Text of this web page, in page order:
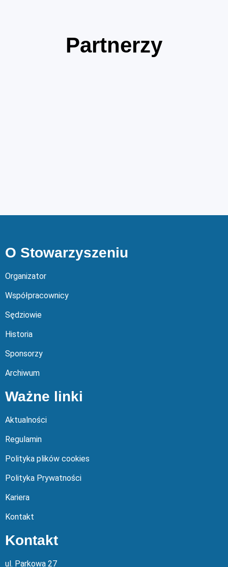
Partnerzy
O Stowarzyszeniu
Organizator
Współpracownicy
Sędziowie
Historia
Sponsorzy
Archiwum
Ważne linki
Aktualności
Regulamin
Polityka plików cookies
Polityka Prywatności
Kariera
Kontakt
Kontakt
ul. Parkowa 27